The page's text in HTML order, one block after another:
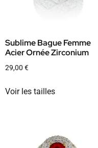
Sublime Bague Femme
Acier Ornée Zirconium
29,00 €
Voir les tailles